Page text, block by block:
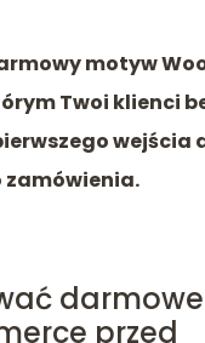
motyw
Twoi klienci
wejścia
zamówienia.
przed